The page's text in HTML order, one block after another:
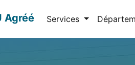
Agréé Services